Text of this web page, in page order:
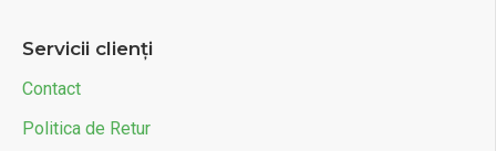
Servicii clienți
Contact
Politica de Retur